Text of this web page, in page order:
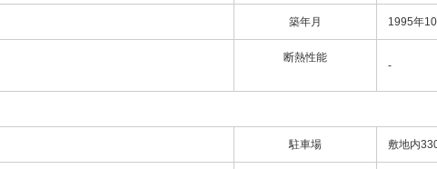
築年月 1995年
断熱性能
-
駐車場 敷地内